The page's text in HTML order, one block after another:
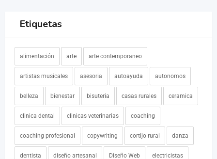
Etiquetas
alimentación arte arte contemporaneo
artistas musicales asesoria autoayuda autonomos
belleza bienestar bisuteria casas rurales ceramica
clinica dental clinicas veterinarias coaching
coaching profesional copywriting cortijo rural danza
dentista diseño artesanal Diseño Web electricistas